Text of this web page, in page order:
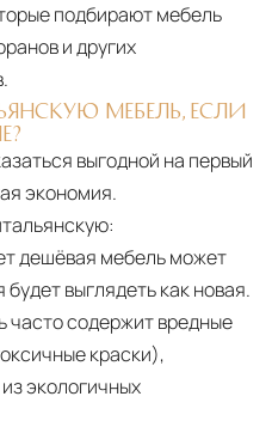
подбирают мебель
и других
МЕБЕЛЬ, ЕСЛИ
выгодной на первый
экономия.
дешёвая мебель может
выглядеть как новая.
часто содержит вредные
краски),
экологичных